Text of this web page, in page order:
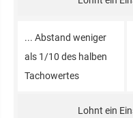
... Abstand weniger
als 1/10 des halben
Tacho­wertes